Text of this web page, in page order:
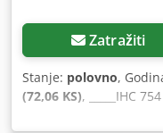
Zatražiti
Stanje: polovno,
(72,06 KS), _____IHC
odličnom stanju.